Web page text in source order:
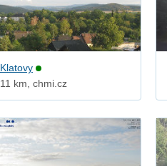
Klatovy
11 km, chmi.cz